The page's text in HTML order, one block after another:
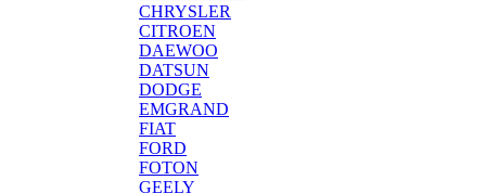
CHRYSLER
CITROEN
DAEWOO
DATSUN
DODGE
EMGRAND
FIAT
FORD
FOTON
GEELY